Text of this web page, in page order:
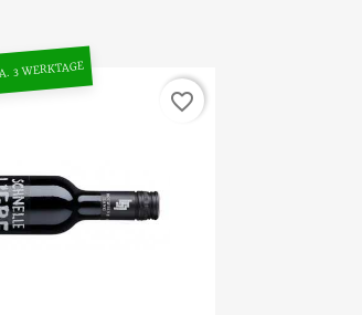
3 WERKTAGE
favorite_border